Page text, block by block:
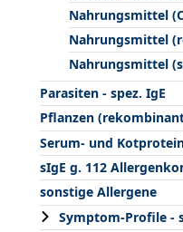
Nahrungsmittel
Nahrungsmittel
Nahrungsmittel
Parasiten - spez. IgE
Pflanzen
Serum- und
sIgE g. 112
sonstige Allergene
Symptom-Profile -